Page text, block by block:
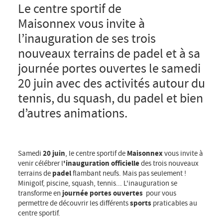
20.06.202613:30 20:00
Le centre sportif de
Maisonnex vous invite à
l’inauguration de ses trois
nouveaux terrains de padel et à sa
journée portes ouvertes le samedi
20 juin avec des activités autour du
tennis, du squash, du padel et bien
d’autres animations.
Samedi 20 juin, le centre sportif de Maisonnexvous invite à
venir célébrer l'inauguration officielledes trois nouveaux
terrains de padelflambant neufs. Mais pas seulement !
Minigolf, piscine, squash, tennis... L'inauguration se
transforme en journée portes ouvertespour vous
permettre de découvrir les différentssports praticables au
centre sportif.